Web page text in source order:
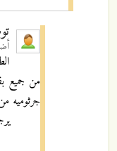
من جميع
جرثوميه